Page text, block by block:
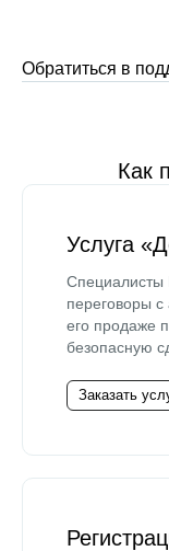
Обратиться в
Как
Услуга
Специалисты
переговоры
его продаже
безопасную
Заказать